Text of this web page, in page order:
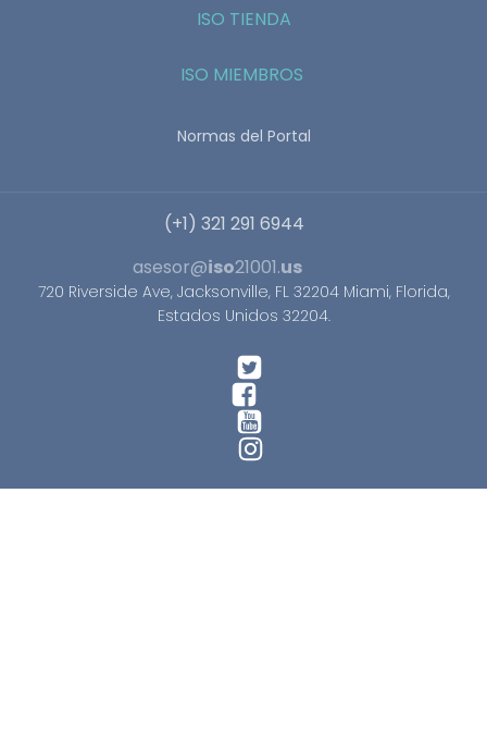
ISO TIENDA
ISO MIEMBROS
Normas del Portal
(+1) 321 291 6944
asesor@iso21001.us
720 Riverside Ave, Jacksonville, FL 32204 Miami, Florida,
Estados Unidos 32204.